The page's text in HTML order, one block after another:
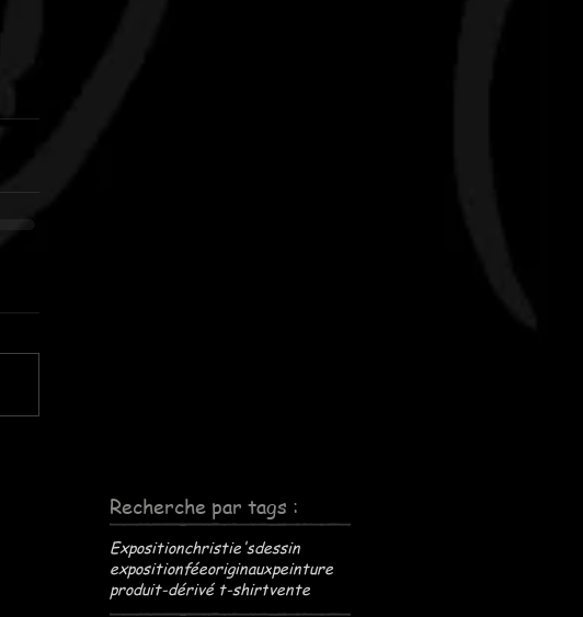
Recherche par tags :
Expositionchristie'sdessin
expositionféeoriginauxpeinture
produit-dérivé t-shirtvente